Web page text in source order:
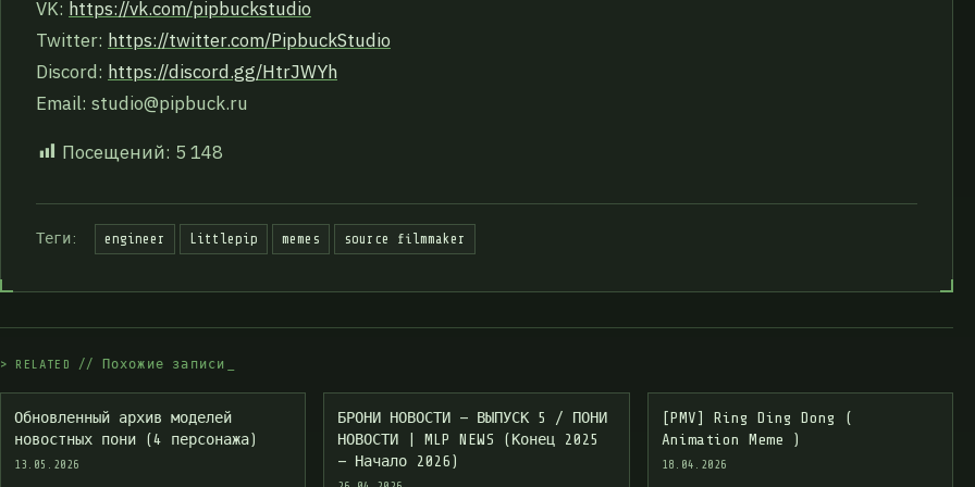
VK: https://vk.com/pipbuckstudio
Twitter: https://twitter.com/PipbuckStudio
Discord: https://discord.gg/HtrJWYh
Email: studio@pipbuck.ru
Посещений: 5 148
Теги: engineer Littlepip memes source filmmaker
> R E LATE D // Похож ие з а писи
Обновленный архив моделей
новостных пони (4 персонажа)
13.05.2026
БРОНИ НОВОСТИ — ВЫПУСК 5 / ПОНИ
НОВОСТИ | MLP NEWS (Конец 2025
— Начало 2026)
[PMV] Ring Ding Dong (
Animation Meme )
18.04.2026